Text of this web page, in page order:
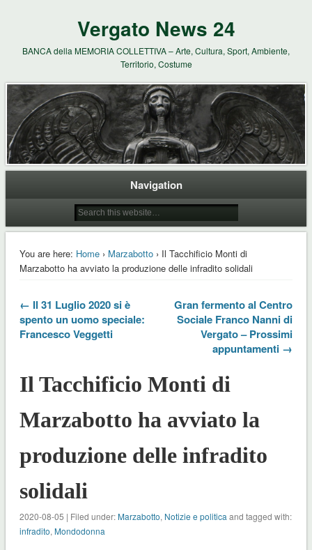
Vergato News 24
BANCA della MEMORIA COLLETTIVA – Arte, Cultura, Sport, Ambiente,
Territorio, Costume
Navigation
You are here: Home› Marzabotto› Il Tacchificio Monti di
Marzabotto ha avviato la produzione delle infradito solidali
← Il 31 Luglio 2020 si è
spento un uomo speciale:
Francesco Veggetti
Gran fermento al Centro
Sociale Franco Nanni di
Vergato – Prossimi
appuntamenti →
Il Tacchificio Monti di
Marzabotto ha avviato la
produzione delle infradito
solidali
2020-08-05 | Filed under:Marzabotto, Notizie e politica and tagged with:
infradito, Mondodonna